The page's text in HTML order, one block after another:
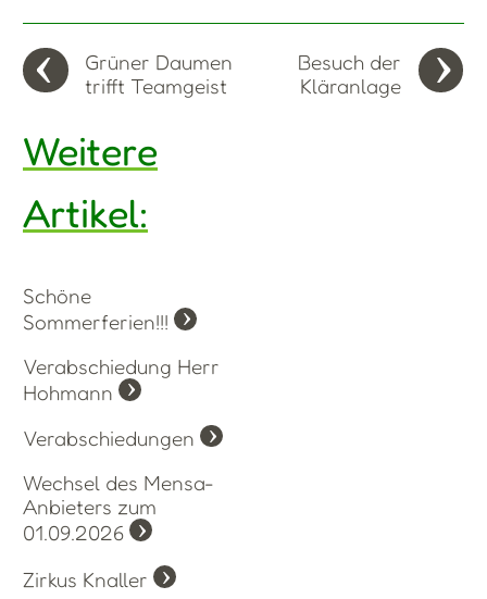
Grüner Daumen
trifft Teamgeist
Besuch der
Kläranlage
Weitere
Artikel:
Schöne
Sommerferien!!!
Verabschiedung Herr
Hohmann
Verabschiedungen
Wechsel des Mensa-
Anbieters zum
01.09.2026
Zirkus Knaller